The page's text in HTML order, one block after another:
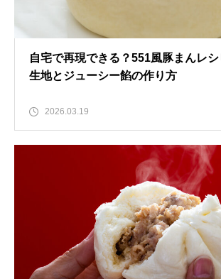
自宅で再現できる？551風豚まんレ
生地とジューシー餡の作り方
2026.03.19